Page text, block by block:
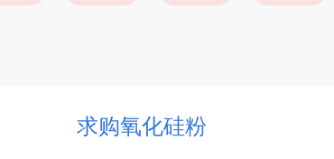
求购氧化硅粉